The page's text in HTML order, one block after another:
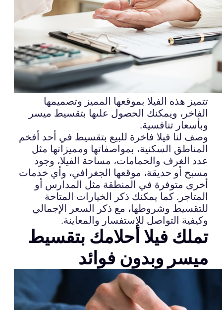
تتميز هذه الفيلا بموقعها المميز وتصميمها
الفاخر، ويمكنك الحصول علىها بتقسيط ميسر
وبأسعار تنافسية.
وصف لنا فيلا فاخرة للبيع بتقسيط في أحد أفخم
المناطق السكنية، بمواصفاتها ومميزاتها مثل
عدد الغرف والحمامات، مساحة الفيلا، وجود
مسبح أو حديقة، موقعها الجغرافي، وأي خدمات
أخرى متوفرة في المنطقة مثل المدارس أو
المتاجر. كما يمكنك ذكر الخيارات المتاحة
للتقسيط وشروطها، مع ذكر السعر الإجمالي
وكيفية التواصل للاستفسار والمعاينة.
تملك فيلا أحلامك بتقسيط
ميسر وبدون فوائد